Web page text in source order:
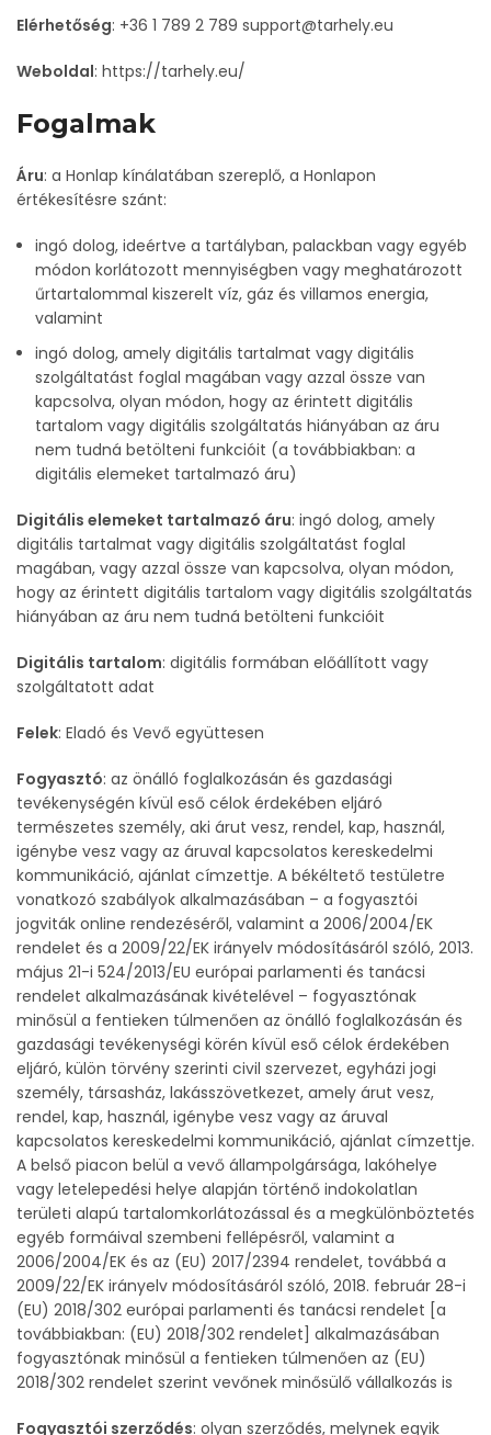
Elérhetőség: +36 1 789 2 789 support@tarhely.eu
Weboldal: https://tarhely.eu/
Fogalmak
Áru: a Honlap kínálatában szereplő, a Honlapon
értékesítésre szánt:
ingó dolog, ideértve a tartályban, palackban vagy egyéb
módon korlátozott mennyiségben vagy meghatározott
űrtartalommal kiszerelt víz, gáz és villamos energia,
valamint
ingó dolog, amely digitális tartalmat vagy digitális
szolgáltatást foglal magában vagy azzal össze van
kapcsolva, olyan módon, hogy az érintett digitális
tartalom vagy digitális szolgáltatás hiányában az áru
nem tudná betölteni funkcióit (a továbbiakban: a
digitális elemeket tartalmazó áru)
Digitális elemeket tartalmazó áru: ingó dolog, amely
digitális tartalmat vagy digitális szolgáltatást foglal
magában, vagy azzal össze van kapcsolva, olyan módon,
hogy az érintett digitális tartalom vagy digitális szolgáltatás
hiányában az áru nem tudná betölteni funkcióit
Digitális tartalom: digitális formában előállított vagy
szolgáltatott adat
Felek: Eladó és Vevő együttesen
Fogyasztó: az önálló foglalkozásán és gazdasági
tevékenységén kívül eső célok érdekében eljáró
természetes személy, aki árut vesz, rendel, kap, használ,
igénybe vesz vagy az áruval kapcsolatos kereskedelmi
kommunikáció, ajánlat címzettje. A békéltető testületre
vonatkozó szabályok alkalmazásában – a fogyasztói
jogviták online rendezéséről, valamint a 2006/2004/EK
rendelet és a 2009/22/EK irányelv módosításáról szóló, 2013.
május 21-i 524/2013/EU európai parlamenti és tanácsi
rendelet alkalmazásának kivételével – fogyasztónak
minősül a fentieken túlmenően az önálló foglalkozásán és
gazdasági tevékenységi körén kívül eső célok érdekében
eljáró, külön törvény szerinti civil szervezet, egyházi jogi
személy, társasház, lakásszövetkezet, amely árut vesz,
rendel, kap, használ, igénybe vesz vagy az áruval
kapcsolatos kereskedelmi kommunikáció, ajánlat címzettje.
A belső piacon belül a vevő állampolgársága, lakóhelye
vagy letelepedési helye alapján történő indokolatlan
területi alapú tartalomkorlátozással és a megkülönböztetés
egyéb formáival szembeni fellépésről, valamint a
2006/2004/EK és az (EU) 2017/2394 rendelet, továbbá a
2009/22/EK irányelv módosításáról szóló, 2018. február 28-i
(EU) 2018/302 európai parlamenti és tanácsi rendelet [a
továbbiakban: (EU) 2018/302 rendelet] alkalmazásában
fogyasztónak minősül a fentieken túlmenően az (EU)
2018/302 rendelet szerint vevőnek minősülő vállalkozás is
Fogyasztói szerződés: olyan szerződés, melynek egyik